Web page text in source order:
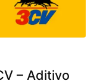
– Aditivo